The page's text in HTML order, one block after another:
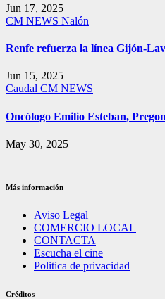
Jun 17, 2025
CM NEWS Nalón
Renfe refuerza la línea Gijón-
Jun 15, 2025
Caudal CM NEWS
Oncólogo Emilio Esteban,
May 30, 2025
Más información
Aviso Legal
COMERCIO LOCAL
CONTACTA
Escucha el cine
Politica de privacidad
Créditos